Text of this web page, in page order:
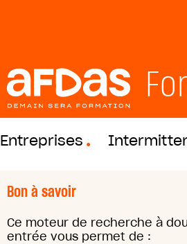
Entreprises
Bon à savoir
Ce moteur de recherche à
entrée vous permet de :